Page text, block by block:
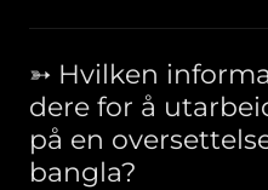
➳ Hvilken
dere for å
på en
bangla?